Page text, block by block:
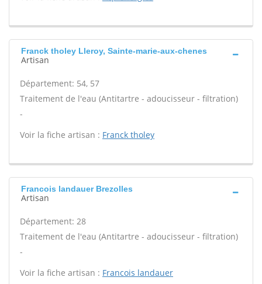
Franck tholey Lleroy, Sainte-marie-aux-chenes
Artisan
Département: 54, 57
Traitement de l'eau (Antitartre - adoucisseur - filtration)
-
Voir la fiche artisan : Franck tholey
Francois landauer Brezolles
Artisan
Département: 28
Traitement de l'eau (Antitartre - adoucisseur - filtration)
-
Voir la fiche artisan : Francois landauer